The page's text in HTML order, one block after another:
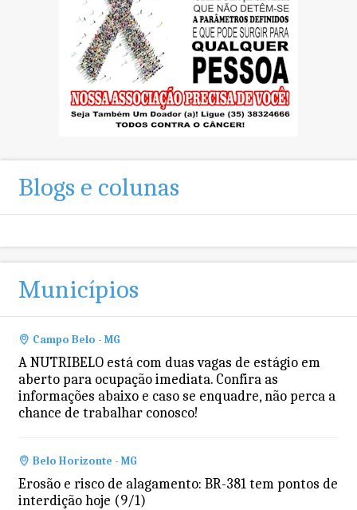
Blogs e colunas
Municípios
Campo Belo - MG
A NUTRIBELO está com duas vagas de estágio em
aberto para ocupação imediata. Confira as
informações abaixo e caso se enquadre, não perca a
chance de trabalhar conosco!
Belo Horizonte - MG
Erosão e risco de alagamento: BR-381 tem pontos de
interdição hoje (9/1)